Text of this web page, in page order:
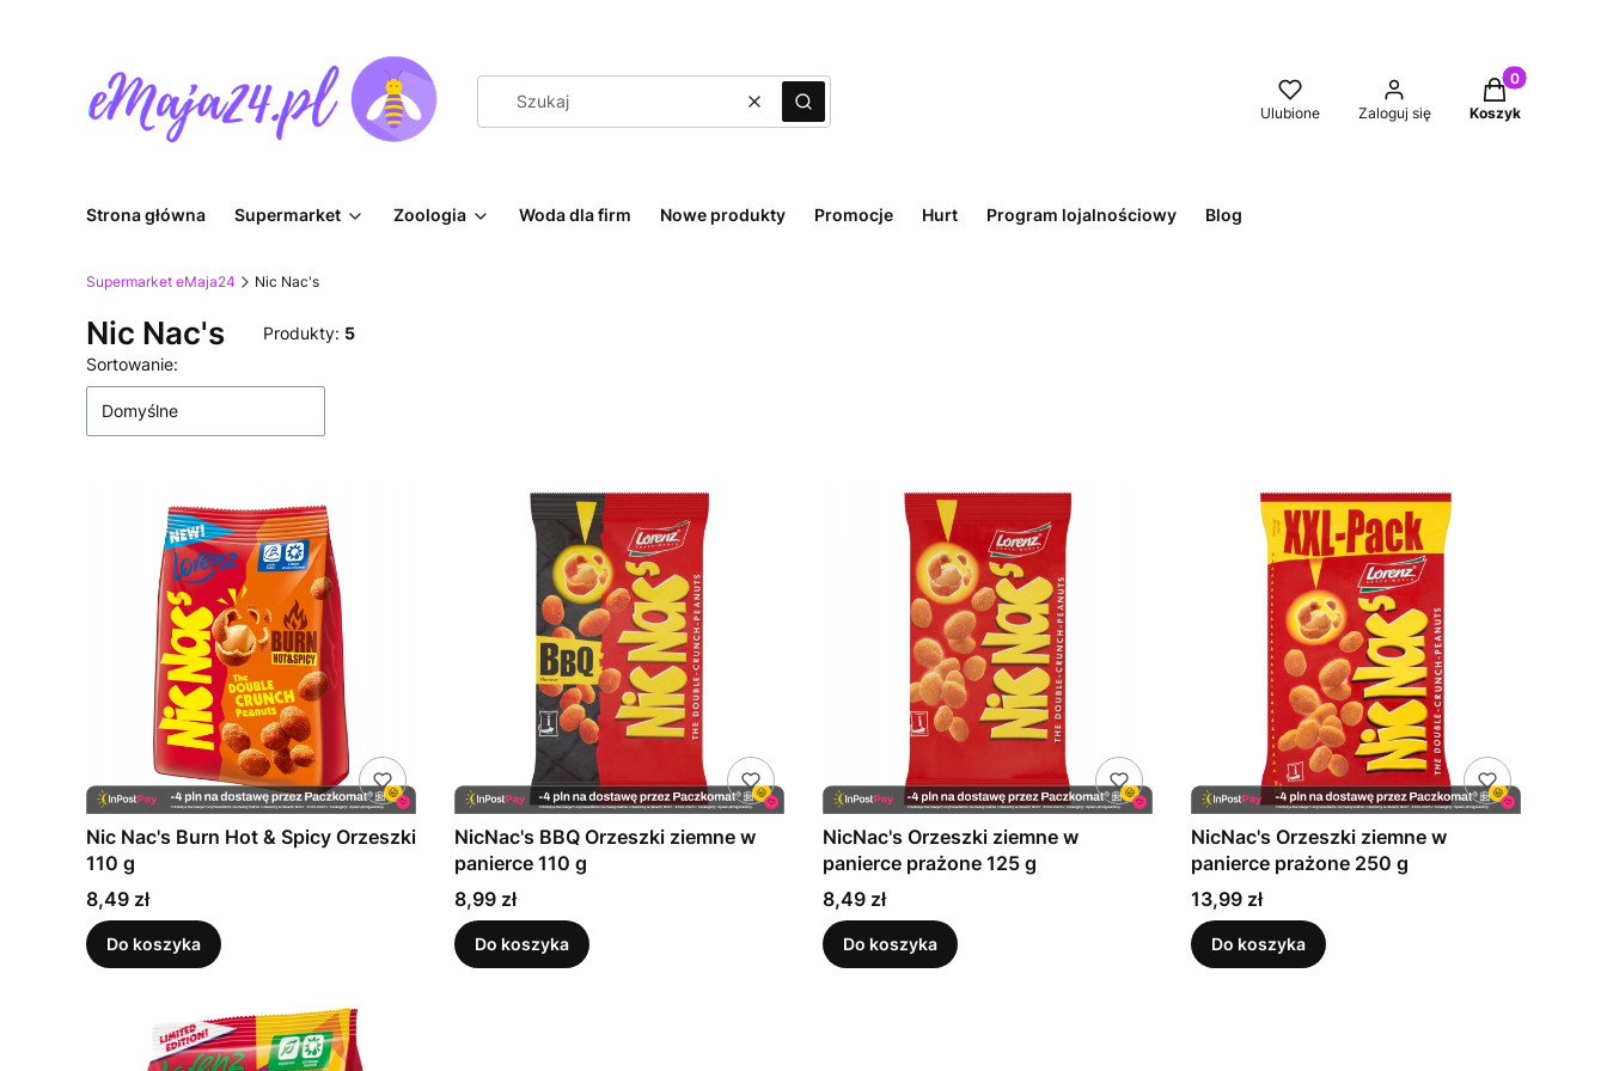
WyczyśćSzukaj Ulubione Zaloguj się
Produkty w
Koszyk
Strona główna Supermarket Zoologia Woda dla firm Nowe produkty Promocje Hurt Program lojalnościowy Blog
Supermarket eMaja24 Nic Nac's
Nic Nac's Produkty: 5
Lista produktów
Sortowanie:
Domyślne
Nic Nac's Burn Hot & Spicy Orzeszki
110 g
Cena
8,49 zł
Do koszyka
NicNac's BBQ Orzeszki ziemne w
panierce 110 g
Cena
8,99 zł
Do koszyka
NicNac's Orzeszki ziemne w
panierce prażone 125 g
Cena
8,49 zł
Do koszyka
NicNac's Orzeszki ziemne w
panierce prażone 250 g
Cena
13,99 zł
Do koszyka